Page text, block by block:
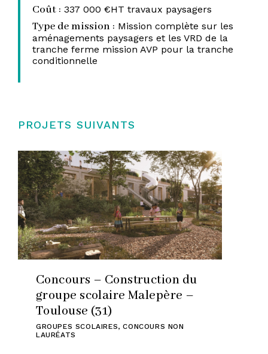
Coût : 337 000 €HT travaux paysagers
Type de mission : Mission complète sur les
aménagements paysagers et les VRD de la
tranche ferme mission AVP pour la tranche
conditionnelle
PROJETS SUIVANTS
Concours – Construction du
groupe scolaire Malepère –
Toulouse (31)
GROUPES SCOLAIRES,CONCOURS NON
LAURÉATS